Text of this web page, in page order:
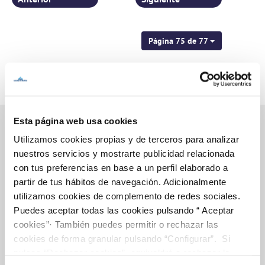
Esta página web usa cookies
Utilizamos cookies propias y de terceros para analizar
nuestros servicios y mostrarte publicidad relacionada
con tus preferencias en base a un perfil elaborado a
partir de tus hábitos de navegación. Adicionalmente
utilizamos cookies de complemento de redes sociales.
Puedes aceptar todas las cookies pulsando “ Aceptar
cookies”· También puedes permitir o rechazar las
cookies de forma granular pulsando “Configurar”. Si
Página 75 de 77
Inicio
Gestiones Online
FACTURAS, PAGOS Y CONSUMOS